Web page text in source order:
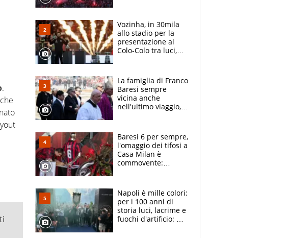
.
Vozinha, in 30mila
allo stadio per la
presentazione al
Colo-Colo tra luci,
La famiglia di Franco
Baresi sempre
vicina anche
nell'ultimo viaggio,
circondati
dall'affetto dei tifosi
Baresi 6 per sempre,
l'omaggio dei tifosi a
Casa Milan è
commovente:
bigliettini
Napoli è mille colori:
per i 100 anni di
storia luci, lacrime e
fuochi d'artificio: De